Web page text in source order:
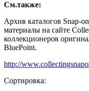
См.также:
Архив каталогов Snap-
материалы на сайте
коллекционеров
BluePoint.
http://
Сортировка: